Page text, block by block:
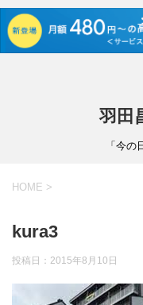
羽田
「今の
HOME >
kura3
投稿日： 2015年8月10日